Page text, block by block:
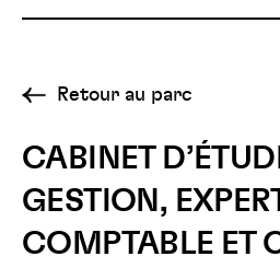
Retour au parc
CABINET
GESTION,
COMPTABLE ET